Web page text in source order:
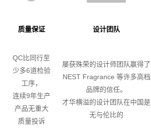
质量保证 设计团队
QC比同行至
少多6道检验
工序，
连续9年生产
产品无重大
质量投诉
屡获殊荣的设计师团队赢得了
NEST Fragrance 等许多高档
品牌的信任。
才华横溢的设计团队在中国是
无与伦比的